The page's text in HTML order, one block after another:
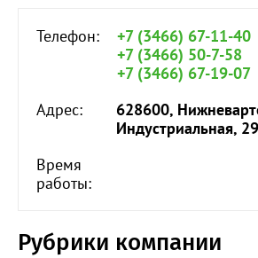
Телефон:
+7 (3466) 67-11-40
+7 (3466) 50-7-58
+7 (3466) 67-19-07
Адрес:
628600,
Индустриальная,
Время
работы:
Рубрики компании